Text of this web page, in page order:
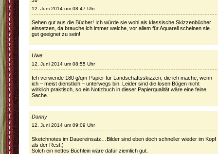
12. Juni 2014 um 08:47 Uhr
Sehen gut aus die Bücher! Ich würde sie wohl als klassische Skizzenbücher
einsetzen, da brauche ich immer welche, vor allem für Aquarell scheinen sie
gut geeignet zu sein!
Uwe
12. Juni 2014 um 08:55 Uhr
Ich verwende 180 g/qm-Papier für Landschaftsskizzen, die ich mache, wenn
ich – meist dienstlich – unterwegs bin. Leider sind die losen Bögen nicht
wirklich praktisch, so ein Notizbuch in dieser Papierqualität wäre eine feine
Sache.
Danny
12. Juni 2014 um 09:09 Uhr
Sketchnotes im Dauereinsatz…Bilder sind eben doch schneller wieder im Kopf
als der Rest;)
Solch ein nettes Büchlein wäre dafür ziemlich gut.